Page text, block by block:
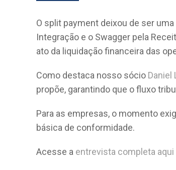
O split payment deixou de ser
Integração e o Swagger pela
ato da liquidação financeira das
Como destaca nosso sócio Daniel
propõe, garantindo que o fluxo
Para as empresas, o momento
básica de conformidade.
Acesse a entrevista completa aqui